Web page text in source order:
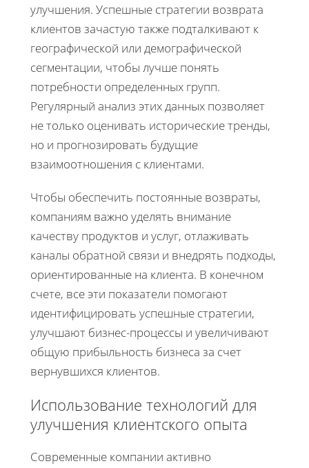
улучшения. Успешные стратегии возврата
клиентов зачастую также подталкивают к
географической или демографической
сегментации, чтобы лучше понять
потребности определенных групп.
Регулярный анализ этих данных позволяет
не только оценивать исторические тренды,
но и прогнозировать будущие
взаимоотношения с клиентами.
Чтобы обеспечить постоянные возвраты,
компаниям важно уделять внимание
качеству продуктов и услуг, отлаживать
каналы обратной связи и внедрять подходы,
ориентированные на клиента. В конечном
счете, все эти показатели помогают
идентифицировать успешные стратегии,
улучшают бизнес-процессы и увеличивают
общую прибыльность бизнеса за счет
вернувшихся клиентов.
Использование технологий для
улучшения клиентского опыта
Современные компании активно